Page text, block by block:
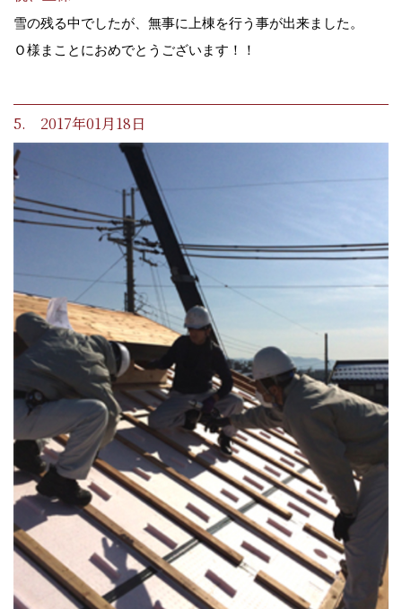
雪の残る中でしたが、無事に上棟を行う事が出来ました。
Ｏ様まことにおめでとうございます！！
5. 2017年01月18日